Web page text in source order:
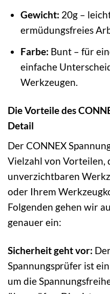
Gewicht: 20g –
ermüdungsfreies
Farbe: Bunt – für
einfache
Werkzeugen.
Die Vorteile des
Detail
Der CONNEX
Vielzahl von Vorteilen,
unverzichtbaren
oder Ihrem
Folgenden gehen wir
genauer ein:
Sicherheit geht vor:
Spannungsprüfer ist
um die